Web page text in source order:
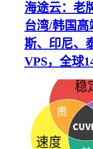
海途云：老
台湾/韩国高
斯、印尼、
VPS，全球